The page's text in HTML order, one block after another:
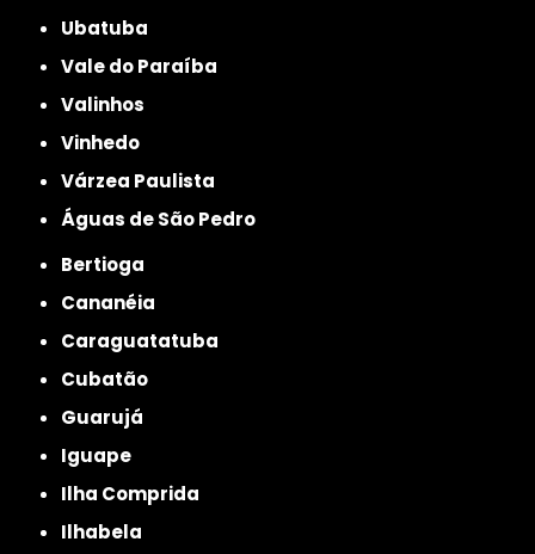
Ubatuba
Vale do Paraíba
Valinhos
Vinhedo
Várzea Paulista
Águas de São Pedro
Bertioga
Cananéia
Caraguatatuba
Cubatão
Guarujá
Iguape
Ilha Comprida
Ilhabela